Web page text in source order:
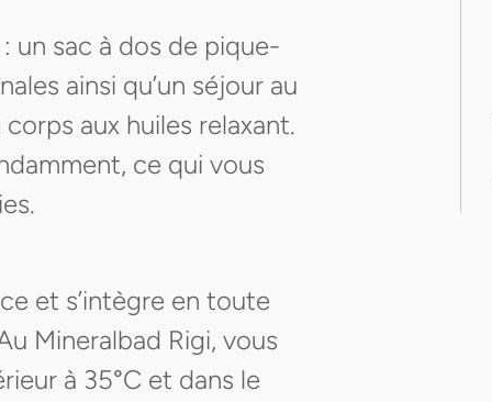
un sac à dos de pique-
ainsi qu’un séjour au
aux huiles relaxant.
ce qui vous
et s’intègre en toute
Mineralbad Rigi, vous
à 35°C et dans le